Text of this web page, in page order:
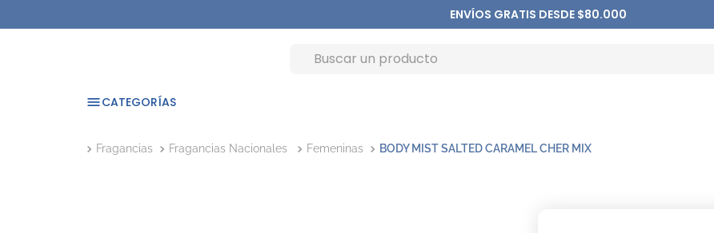
ENVÍOS GRATIS DESDE $80.000
CATEGORÍAS
Fragancias Fragancias Nacionales Femeninas BODY MIST SALTED CARAMEL CHER MIX